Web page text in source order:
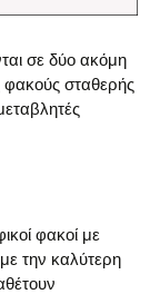
σε δύο ακόμη
φακούς σταθερής
φακοί με
την καλύτερη